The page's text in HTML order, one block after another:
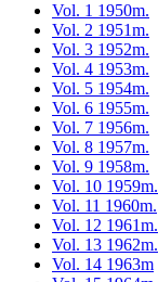
Vol. 1 1950m.
Vol. 2 1951m.
Vol. 3 1952m.
Vol. 4 1953m.
Vol. 5 1954m.
Vol. 6 1955m.
Vol. 7 1956m.
Vol. 8 1957m.
Vol. 9 1958m.
Vol. 10 1959m.
Vol. 11 1960m.
Vol. 12 1961m.
Vol. 13 1962m.
Vol. 14 1963m